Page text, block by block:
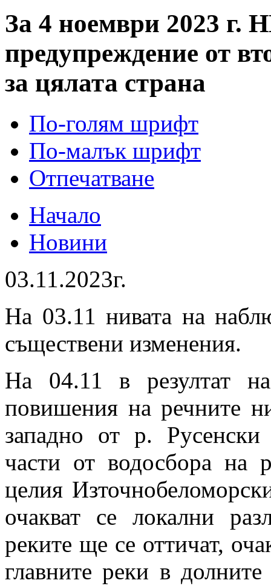
За 4 ноември 2023 г.
предупреждение от
за цялата страна
По-голям шрифт
По-малък шрифт
Отпечатване
Начало
Новини
03.11.2023г.
На 03.11 нивата на
съществени изменения.
На 04.11 в резултат
повишения на речните
западно от р.
части от водосбора
целия
очакват се локални
реките ще се оттичат,
главните реки в